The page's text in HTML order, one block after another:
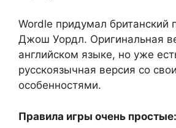
Wordle придумал британский
Джош Уордл. Оригинальная
английском языке, но уже
русскоязычная версия со
особенностями.
Правила игры очень простые: